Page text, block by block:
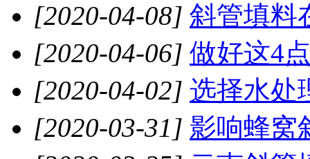
[2020-04-08] 斜管填料
[2020-04-06] 做好这4
[2020-04-02] 选择水处
[2020-03-31] 影响蜂窝